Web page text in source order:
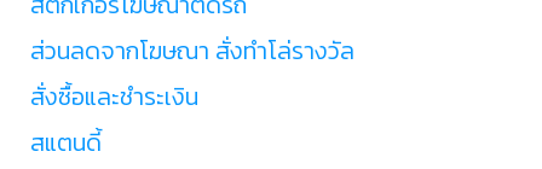
ส่วนลดจากโฆษณา สั่งทำโล่รางวัล
สั่งซื้อและชำระเงิน
สแตนดี้